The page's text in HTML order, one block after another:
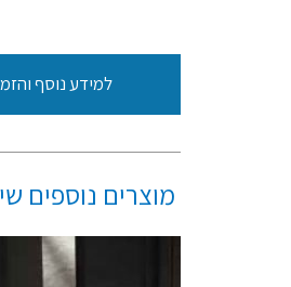
למידע נוסף
מוצרים נוספים